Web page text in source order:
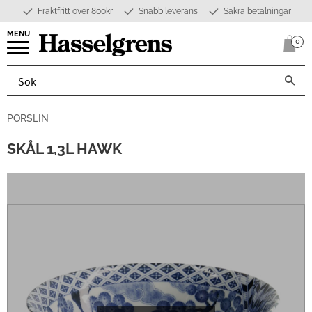
Meny
Fraktfritt över 800kr Snabb leverans Säkra betalningar
0
PORSLIN
SKÅL 1,3L HAWK